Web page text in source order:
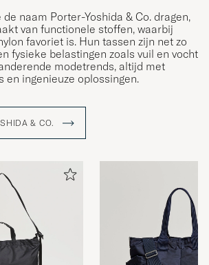
naam Porter-Yoshida & Co. dragen,
van functionele stoffen, waarbij
favoriet is. Hun tassen zijn net zo
fysieke belastingen zoals vuil en vocht
modetrends, altijd met
en ingenieuze oplossingen.
& CO.